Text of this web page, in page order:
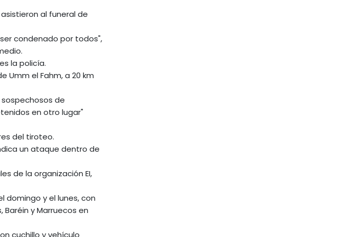
al funeral de
condenado por todos",
la policía.
Umm el Fahm, a 20 km
de
en otro lugar"
del tiroteo.
un ataque dentro de
de la organización EI,
domingo y el lunes, con
Baréin y Marruecos en